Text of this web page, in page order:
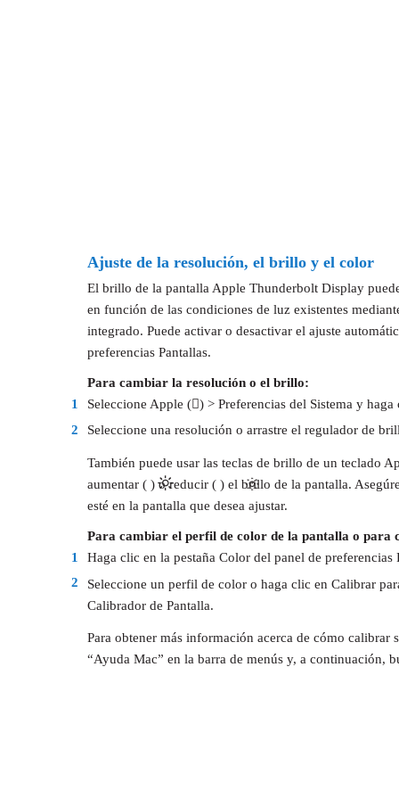
Ajuste de la resolución, el brillo y el color
El brillo de la pantalla Apple Thunderbolt Display
en función de las condiciones de luz existentes
integrado. Puede activar o desactivar el ajuste
preferencias Pantallas.
Para cambiar la resolución o el brillo:
1
Seleccione Apple () > Preferencias del Sistema y haga
2
Seleccione una resolución o arrastre el regulador de
También puede usar las teclas de brillo de un teclado
aumentar ( ) o reducir ( ) el brillo de la pantalla.
esté en la pantalla que desea ajustar.
Para cambiar el perfil de color de la pantalla o para
1
Haga clic en la pestaña Color del panel de preferencias
2
Seleccione un perfil de color o haga clic en Calibrar
Calibrador de Pantalla.
Para obtener más información acerca de cómo calibrar
“Ayuda Mac” en la barra de menús y, a continuación,